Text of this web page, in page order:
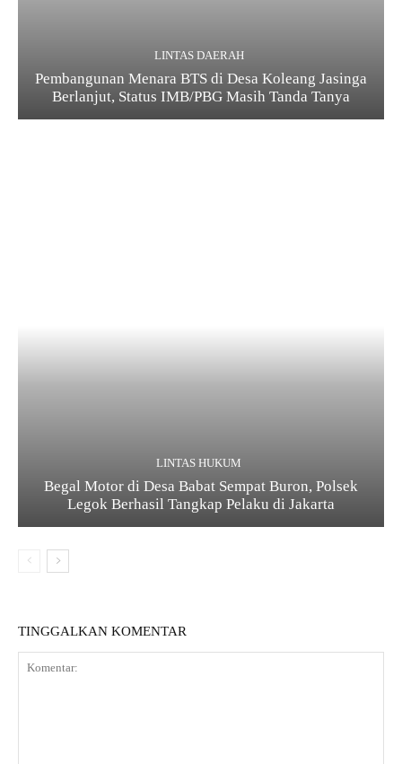
LINTAS DAERAH
Pembangunan Menara BTS di Desa Koleang Jasinga
Berlanjut, Status IMB/PBG Masih Tanda Tanya
LINTAS HUKUM
Begal Motor di Desa Babat Sempat Buron, Polsek
Legok Berhasil Tangkap Pelaku di Jakarta
TINGGALKAN KOMENTAR